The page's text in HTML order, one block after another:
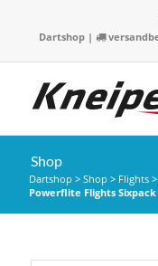
Dartshop|
Shop
Dartshop > Shop > Flights>
Powerflite Flights